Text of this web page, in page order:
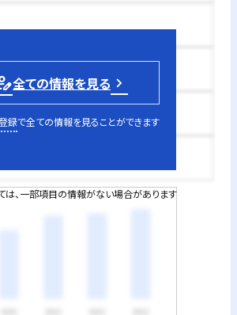
全ての情報を見る
録で全ての情報を見ることができます
は、一部項目の情報がない場合があります